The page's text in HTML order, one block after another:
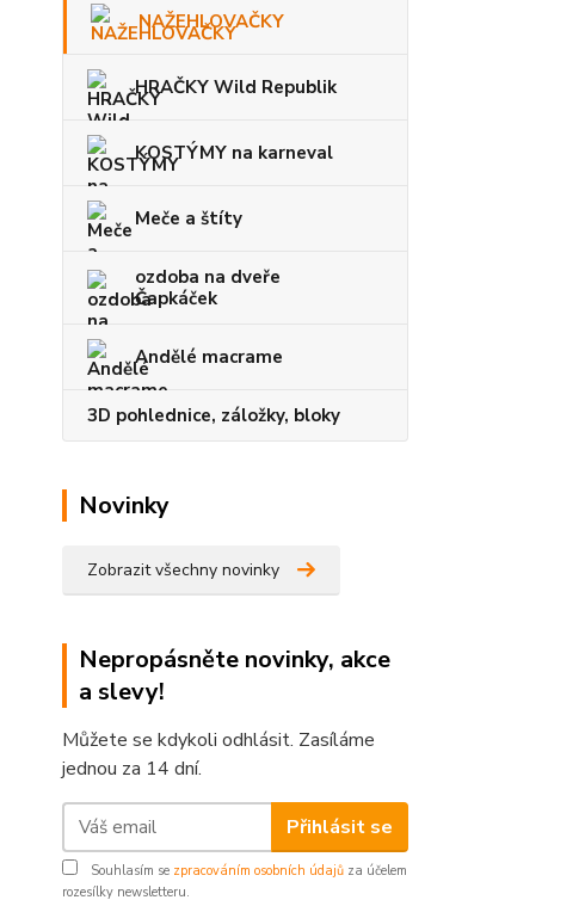
NAŽEHLOVAČKY
HRAČKY Wild Republik
KOSTÝMY na karneval
Meče a štíty
ozdoba na dveře
Čapkáček
Andělé macrame
3D pohlednice, záložky, bloky
Novinky
Zobrazit všechny novinky
Nepropásněte novinky, akce
a slevy!
Můžete se kdykoli odhlásit. Zasíláme
jednou za 14 dní.
Přihlásit se
Souhlasím se zpracováním osobních údajů za účelem
rozesílky newsletteru.